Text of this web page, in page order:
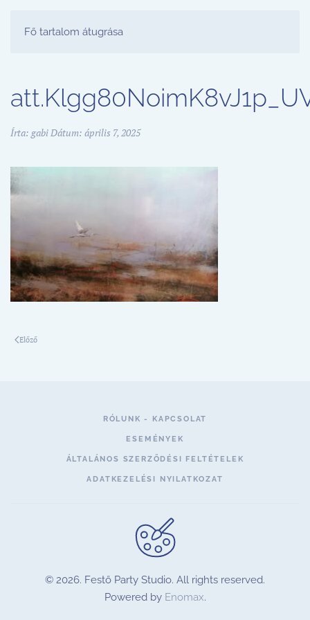
Fő tartalom átugrása
FESTŐ PARTY STÚDIÓ
Írta: gabiDátum: április 7, 2025
Előző
RÓLUNK - KAPCSOLAT
ESEMÉNYEK
ÁLTALÁNOS SZERZŐDÉSI FELTÉTELEK
ADATKEZELÉSI NYILATKOZAT
© 2026. Festő Party Studio. All rights reserved.
Powered by Enomax.